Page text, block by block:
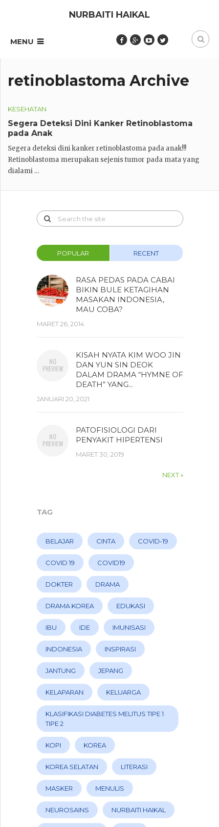
NURBAITI HAIKAL
MENU
retinoblastoma Archive
KESEHATAN
Segera Deteksi Dini Kanker Retinoblastoma
pada Anak
Segera deteksi dini kanker retinoblastoma pada anak!!!
Retinoblastoma merupakan sejenis tumor pada mata yang
dialami …
POPULAR RECENT
RASA PEDAS PADA CABAI
BIKIN BULE KETAGIHAN
MASAKAN INDONESIA,
MAU COBA?
MARET 26, 2014
KISAH NYATA KIM WOO JIN
DAN YUN SIN DEOK
DALAM DRAMA “HYMNE OF
DEATH” YANG...
JANUARI 20, 2021
PATOFISIOLOGI DARI
PENYAKIT HIPERTENSI
MARET 30, 2019
NEXT »
TAG
BELAJAR CINTA COVID-19
COVID 19 COVID19
DOKTER DRAMA
DRAMA KOREA EDUKASI
IBU IDE IMUNISASI
INDONESIA INSPIRASI
JANTUNG JEPANG
KELAPARAN KELUARGA
KLASIFIKASI DIABETES MELITUS TIPE 1
TIPE 2
KOPI KOREA
KOREA SELATAN LITERASI
MASKER MENULIS
NEUROSAINS NURBAITI HAIKAL